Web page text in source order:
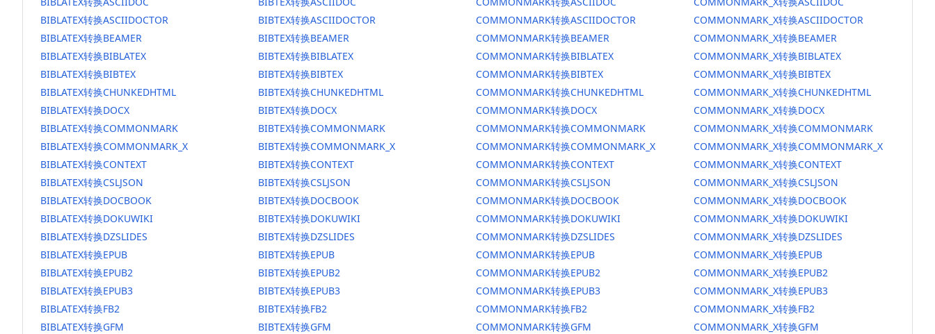
BIBLATEX转换ASCIIDOCTOR
BIBLATEX转换BEAMER
BIBLATEX转换BIBLATEX
BIBLATEX转换BIBTEX
BIBLATEX转换CHUNKEDHTML
BIBLATEX转换DOCX
BIBLATEX转换COMMONMARK
BIBLATEX转换COMMONMARK_X
BIBLATEX转换CONTEXT
BIBLATEX转换CSLJSON
BIBLATEX转换DOCBOOK
BIBLATEX转换DOKUWIKI
BIBLATEX转换DZSLIDES
BIBLATEX转换EPUB
BIBLATEX转换EPUB2
BIBLATEX转换EPUB3
BIBLATEX转换FB2
BIBLATEX转换GFM
BIBTEX转换ASCIIDOCTOR
BIBTEX转换BEAMER
BIBTEX转换BIBLATEX
BIBTEX转换BIBTEX
BIBTEX转换CHUNKEDHTML
BIBTEX转换DOCX
BIBTEX转换COMMONMARK
BIBTEX转换COMMONMARK_X
BIBTEX转换CONTEXT
BIBTEX转换CSLJSON
BIBTEX转换DOCBOOK
BIBTEX转换DOKUWIKI
BIBTEX转换DZSLIDES
BIBTEX转换EPUB
BIBTEX转换EPUB2
BIBTEX转换EPUB3
BIBTEX转换FB2
BIBTEX转换GFM
COMMONMARK转换ASCIIDOCTOR
COMMONMARK转换BEAMER
COMMONMARK转换BIBLATEX
COMMONMARK转换BIBTEX
COMMONMARK转换CHUNKEDHTML
COMMONMARK转换DOCX
COMMONMARK转换COMMONMARK
COMMONMARK转换COMMONMARK_X
COMMONMARK转换CONTEXT
COMMONMARK转换CSLJSON
COMMONMARK转换DOCBOOK
COMMONMARK转换DOKUWIKI
COMMONMARK转换DZSLIDES
COMMONMARK转换EPUB
COMMONMARK转换EPUB2
COMMONMARK转换EPUB3
COMMONMARK转换FB2
COMMONMARK转换GFM
COMMONMARK_X转换ASCIIDOCTOR
COMMONMARK_X转换BEAMER
COMMONMARK_X转换BIBLATEX
COMMONMARK_X转换BIBTEX
COMMONMARK_X转换CHUNKEDHTML
COMMONMARK_X转换DOCX
COMMONMARK_X转换COMMONMARK
COMMONMARK_X转换COMMONMARK_X
COMMONMARK_X转换CONTEXT
COMMONMARK_X转换CSLJSON
COMMONMARK_X转换DOCBOOK
COMMONMARK_X转换DOKUWIKI
COMMONMARK_X转换DZSLIDES
COMMONMARK_X转换EPUB
COMMONMARK_X转换EPUB2
COMMONMARK_X转换EPUB3
COMMONMARK_X转换FB2
COMMONMARK_X转换GFM